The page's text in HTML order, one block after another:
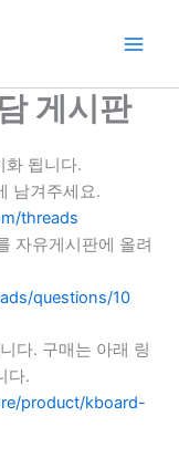
게시판
화 됩니다.
남겨주세요.
threads
자유게시판에 올려
questions/10
다. 구매는 아래 링
다.
product/kboard-